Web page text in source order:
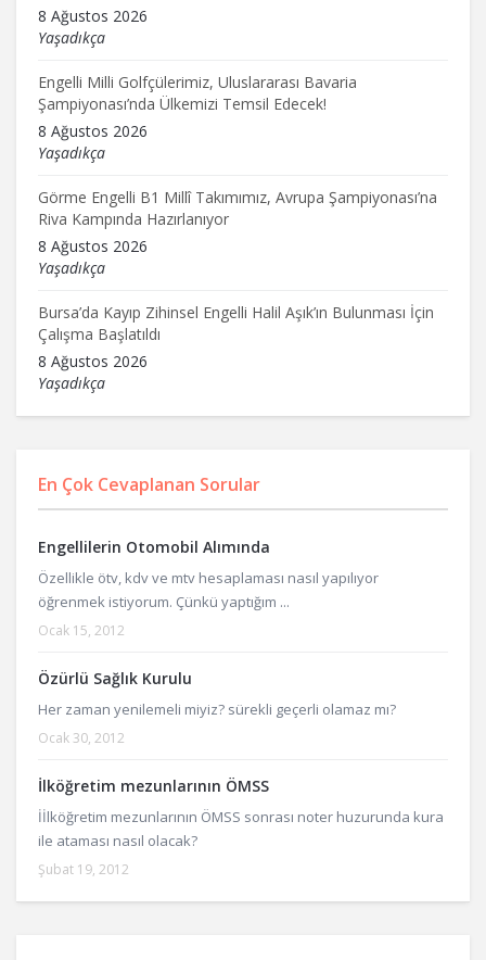
8 Ağustos 2026
Yaşadıkça
Engelli Milli Golfçülerimiz, Uluslararası Bavaria
Şampiyonası’nda Ülkemizi Temsil Edecek!
8 Ağustos 2026
Yaşadıkça
Görme Engelli B1 Millî Takımımız, Avrupa Şampiyonası’na
Riva Kampında Hazırlanıyor
8 Ağustos 2026
Yaşadıkça
Bursa’da Kayıp Zihinsel Engelli Halil Aşık’ın Bulunması İçin
Çalışma Başlatıldı
8 Ağustos 2026
Yaşadıkça
En Çok Cevaplanan Sorular
Engellilerin Otomobil Alımında
Özellikle ötv, kdv ve mtv hesaplaması nasıl yapılıyor
öğrenmek istiyorum. Çünkü yaptığım ...
Ocak 15, 2012
Özürlü Sağlık Kurulu
Her zaman yenilemeli miyiz? sürekli geçerli olamaz mı?
Ocak 30, 2012
İlköğretim mezunlarının ÖMSS
İİlköğretim mezunlarının ÖMSS sonrası noter huzurunda kura
ile ataması nasıl olacak?
Şubat 19, 2012